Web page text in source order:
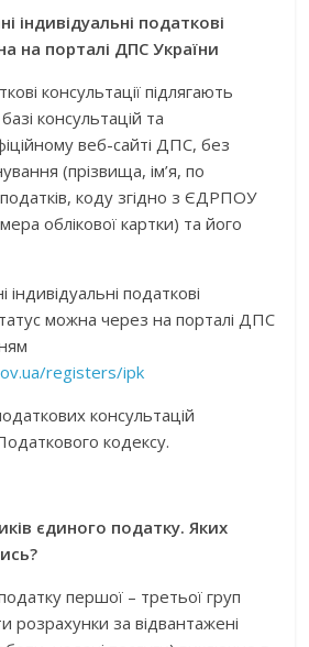
індивідуальні податкові
на порталі ДПС України
консультації підлягають
консультацій та
веб-сайті ДПС, без
(прізвища, ім’я, по
коду згідно з ЄДРПОУ
облікової картки) та його
податкові
можна через на порталі ДПС
registers/ipk
консультацій
кодексу.
єдиного податку. Яких
першої – третьої груп
розрахунки за відвантажені